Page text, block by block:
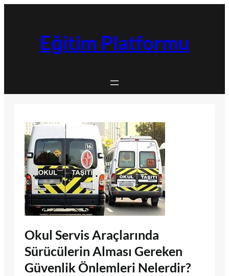
Eğitim Platformu
Okul Servis Araçlarında
Sürücülerin Alması Gereken
Güvenlik Önlemleri Nelerdir?